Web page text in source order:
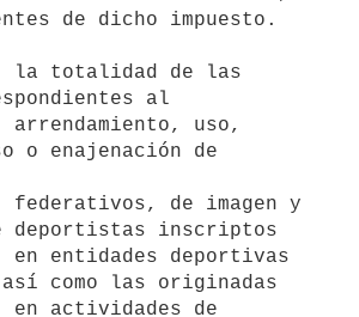
de dicho impuesto.
al
o enajenación de
deportistas inscriptos
como las originadas